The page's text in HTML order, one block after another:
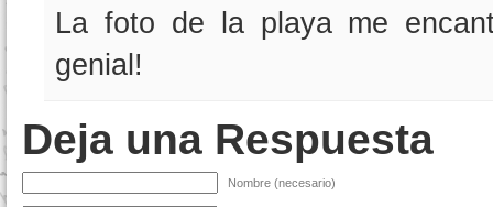
La foto de la playa me
genial!
Deja una Respuesta
Nombre (necesario)